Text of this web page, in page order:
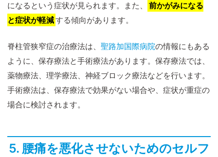
になるという症状が見られます。また、
前かがみになる
と症状が軽減する傾向があります。
脊柱管狭窄症の治療法は、 聖路加国際病院の情報にもある
ように、保存療法と手術療法があります。保存療法では、
薬物療法、理学療法、神経ブロック療法などを行います。
手術療法は、保存療法で効果がない場合や、症状が重症の
場合に検討されます。
5. 腰痛を悪化させないためのセルフ